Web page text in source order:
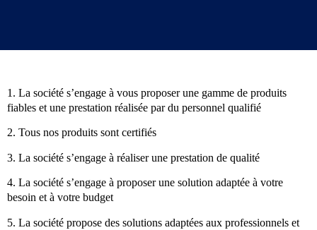
1. La société s’engage à vous proposer une gamme de produits
fiables et une prestation réalisée par du personnel qualifié
2. Tous nos produits sont certifiés
3. La société s’engage à réaliser une prestation de qualité
4. La société s’engage à proposer une solution adaptée à votre
besoin et à votre budget
5. La société propose des solutions adaptées aux professionnels et